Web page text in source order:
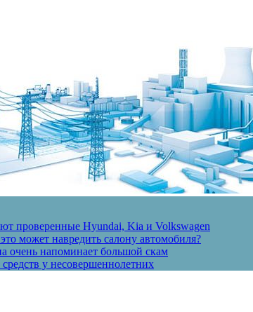
проверенные Hyundai, Kia и Volkswagen
может навредить салону автомобиля?
очень напоминает большой скам
у несовершеннолетних